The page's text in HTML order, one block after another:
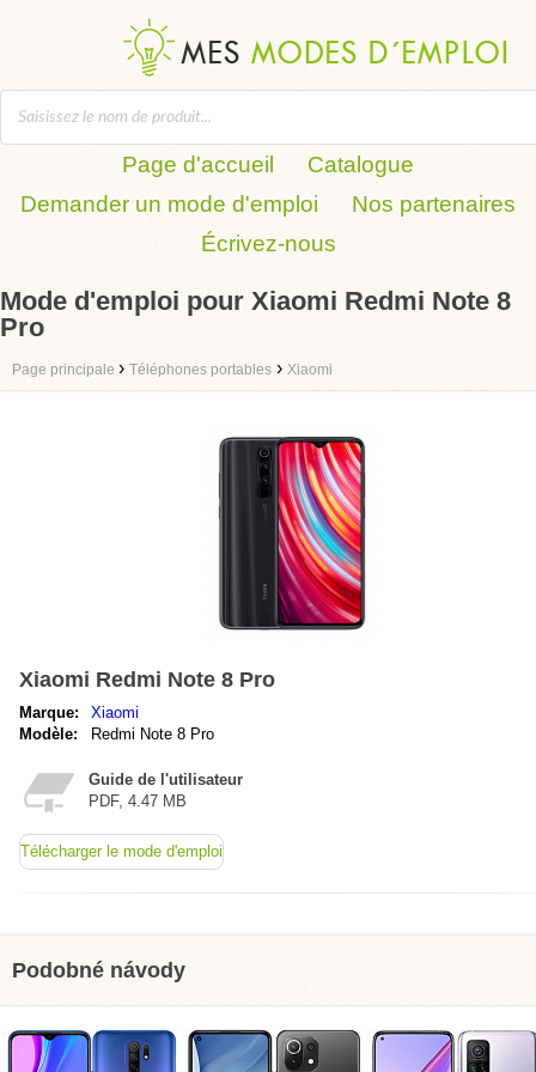
Page d'accueil
Catalogue
Demander un mode d'emploi
Nos partenaires
Écrivez-nous
Mode d'emploi pour Xiaomi Redmi Note 8
Pro
Page principale › Téléphones portables › Xiaomi
Xiaomi Redmi Note 8 Pro
Marque:
Xiaomi
Modèle:
Redmi Note 8 Pro
Guide de l'utilisateur
PDF, 4.47 MB
Télécharger le mode d'emploi
Podobné návody